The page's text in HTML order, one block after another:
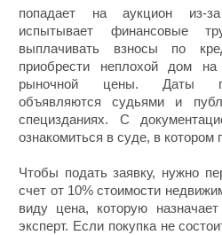
попадает на аукцион из-
испытывает финансовые
выплачивать взносы по
приобрести неплохой дом
рыночной цены. Даты
объявляются судьями и
специзданиях. С
ознакомиться в суде, в котором
Чтобы подать заявку, нужно
счет от 10% стоимости
виду цена, которую
эксперт. Если покупка не